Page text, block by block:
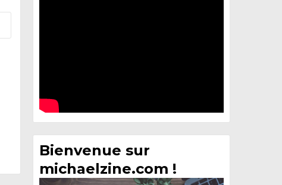
Bienvenue sur
michaelzine.com !